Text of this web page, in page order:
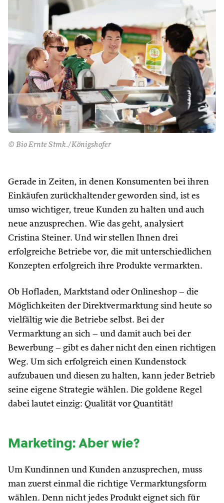
© Bio Ernte Stmk./Königshofer
Gerade in Zeiten, in denen Konsumenten bei ihren
Einkäufen zurückhaltender geworden sind, ist es
umso wichtiger, treue Kunden zu halten und auch
neue anzusprechen. Wie das geht, analysiert
Cristina Steiner. Und wir stellen Ihnen drei
erfolgreiche Betriebe vor, die mit unterschiedlichen
Konzepten erfolgreich ihre Produkte vermarkten.
Ob Hofladen, Marktstand oder Onlineshop – die
Möglichkeiten der Direktvermarktung sind heute so
vielfältig wie die Betriebe selbst. Bei der
Vermarktung an sich – und damit auch bei der
Bewerbung – gibt es daher nicht den einen richtigen
Weg. Um sich erfolgreich einen Kundenstock
aufzubauen und diesen zu halten, kann jeder Betrieb
seine eigene Strategie wählen. Die goldene Regel
dabei lautet einzig: Qualität vor Quantität!
Marketing: Aber wie?
Um Kundinnen und Kunden anzusprechen, muss
man zuerst einmal die richtige Vermarktungsform
wählen. Denn nicht jedes Produkt eignet sich für